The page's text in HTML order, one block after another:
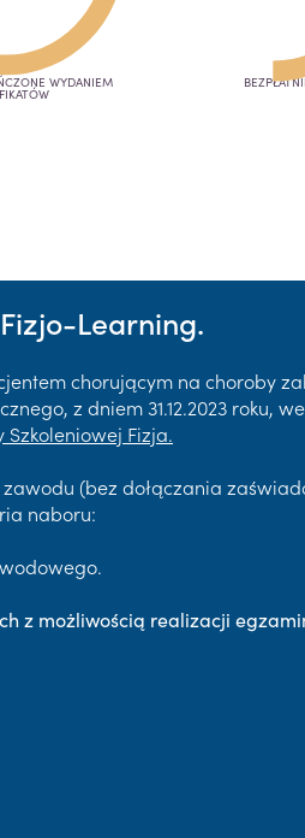
WYDANIEM
Learning.
chorującym na choroby
z dniem 31.12.2023 roku,
Fizja.
(bez dołączania
naboru:
z możliwością realizacji